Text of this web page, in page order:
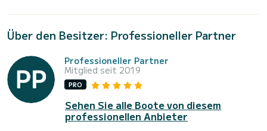
Über den Besitzer: Professioneller Partner
Professioneller Partner
Mitglied seit 2019
PRO
Sehen Sie alle Boote von diesem
professionellen Anbieter